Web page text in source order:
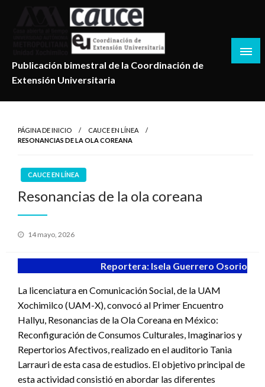
Publicación bimestral de la Coordinación de
Extensión Universitaria
PÁGINA DE INICIO
CAUCE EN LÍNEA
RESONANCIAS DE LA OLA COREANA
CAUCE EN LÍNEA
Resonancias de la ola coreana
Publicado
14 mayo, 2026
Reportera: Isela Guerrero Osorio
La licenciatura en Comunicación Social, de la UAM
Xochimilco (UAM-X), convocó al Primer Encuentro
Hallyu, Resonancias de la Ola Coreana en México:
Reconfiguración de Consumos Culturales, Imaginarios y
Repertorios Afectivos, realizado en el auditorio Tania
Larrauri de esta casa de estudios. El objetivo principal de
esta actividad consistió en abordar las diferentes